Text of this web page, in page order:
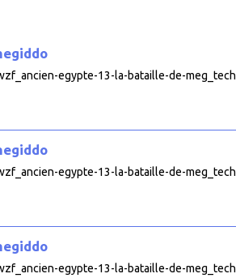
egypte-13-la-bataille-de-meg_tech
egypte-13-la-bataille-de-meg_tech
egypte-13-la-bataille-de-meg_tech